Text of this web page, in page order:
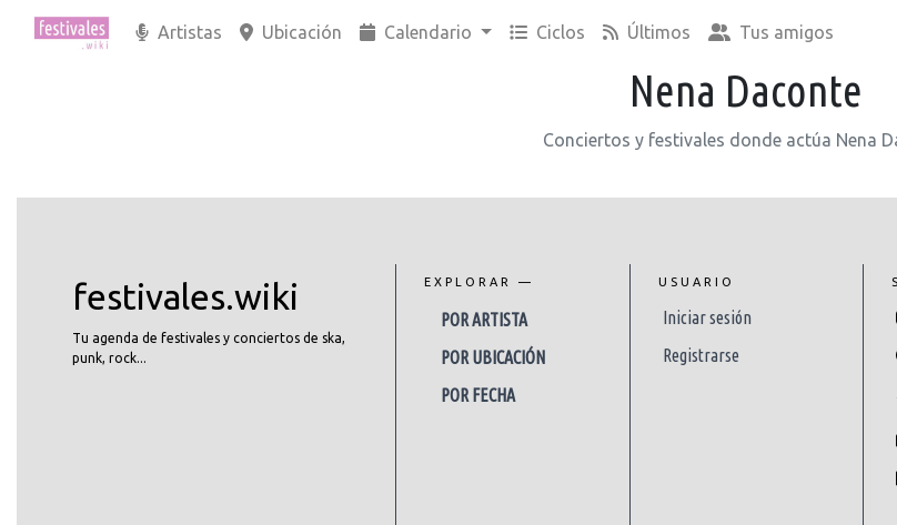
Artistas Ubicación Calendario Ciclos Últimos Tus amigos
Nena Daconte
Conciertos y festivales donde actúa Nena
festivales.wiki
Tu agenda de festivales y conciertos de ska,
punk, rock...
EXPLORAR —
POR ARTISTA
POR UBICACIÓN
POR FECHA
USUARIO
Iniciar sesión
Registrarse